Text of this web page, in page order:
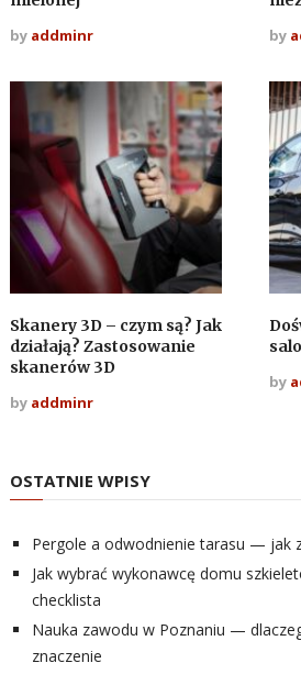
by addminr
by
Skanery 3D – czym są? Jak
działają? Zastosowanie
skanerów 3D
by addminr
by
OSTATNIE WPISY
Pergole a odwodnienie tarasu — jak
Jak wybrać wykonawcę domu
checklista
Nauka zawodu w Poznaniu —
znaczenie